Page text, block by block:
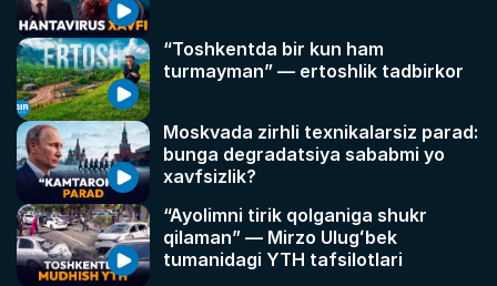
“Toshkentda bir kun ham
turmayman” — ertoshlik tadbirkor
Moskvada zirhli texnikalarsiz parad:
bunga degradatsiya sababmi yo
xavfsizlik?
“Ayolimni tirik qolganiga shukr
qilaman” — Mirzo Ulugʻbek
tumanidagi YTH tafsilotlari